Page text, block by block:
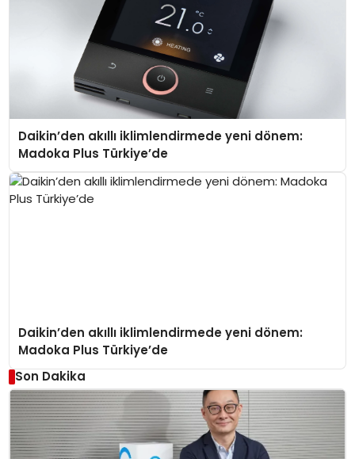
Daikin’den akıllı iklimlendirmede yeni dönem:
Madoka Plus Türkiye’de
Daikin’den akıllı iklimlendirmede yeni dönem:
Madoka Plus Türkiye’de
Son Dakika